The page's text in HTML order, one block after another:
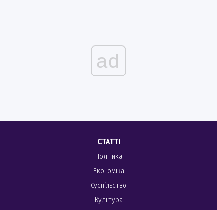
ad
СТАТТІ
Політика
Економіка
Суспільство
Культура